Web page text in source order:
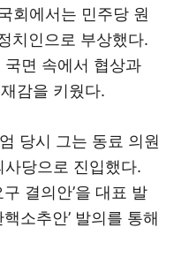
회에서는 민주당 원
치인으로 부상했다.
면 속에서 협상과
감을 키웠다.
당시 그는 동료 의원
당으로 진입했다.
결의안’을 대표 발
소추안’ 발의를 통해